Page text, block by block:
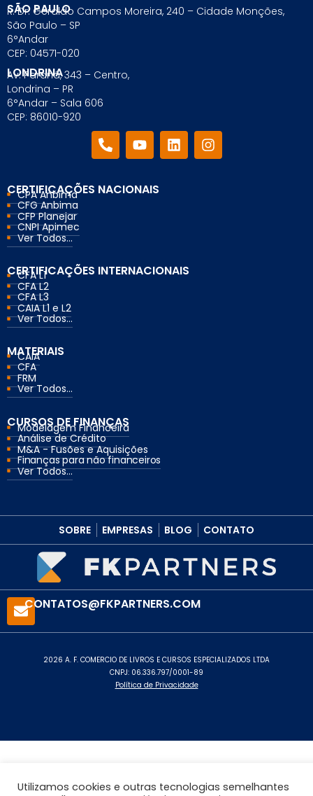
SÃO PAULO
R. Dr. Geraldo Campos Moreira, 240 – Cidade Monções,
São Paulo – SP
6°Andar
CEP: 04571-020
LONDRINA
Av. Paraná, 343 – Centro,
Londrina – PR
6°Andar – Sala 606
CEP: 86010-920
CERTIFICAÇÕES NACIONAIS
CPA Anbima
CFG Anbima
CFP Planejar
CNPI Apimec
Ver Todos...
CERTIFICAÇÕES INTERNACIONAIS
CFA L1
CFA L2
CFA L3
CAIA L1 e L2
Ver Todos...
MATERIAIS
CAIA
CFA
FRM
Ver Todos...
CURSOS DE FINANÇAS
Modelagem Financeira
Análise de Crédito
M&A - Fusões e Aquisições
Finanças para não financeiros
Ver Todos...
SOBRE EMPRESAS BLOG CONTATO
CONTATOS@FKPARTNERS.COM
2026 A. F. COMERCIO DE LIVROS E CURSOS ESPECIALIZADOS LTDA
CNPJ: 06.336.797/0001-89
Política de Privacidade
Utilizamos cookies e outras tecnologias semelhantes